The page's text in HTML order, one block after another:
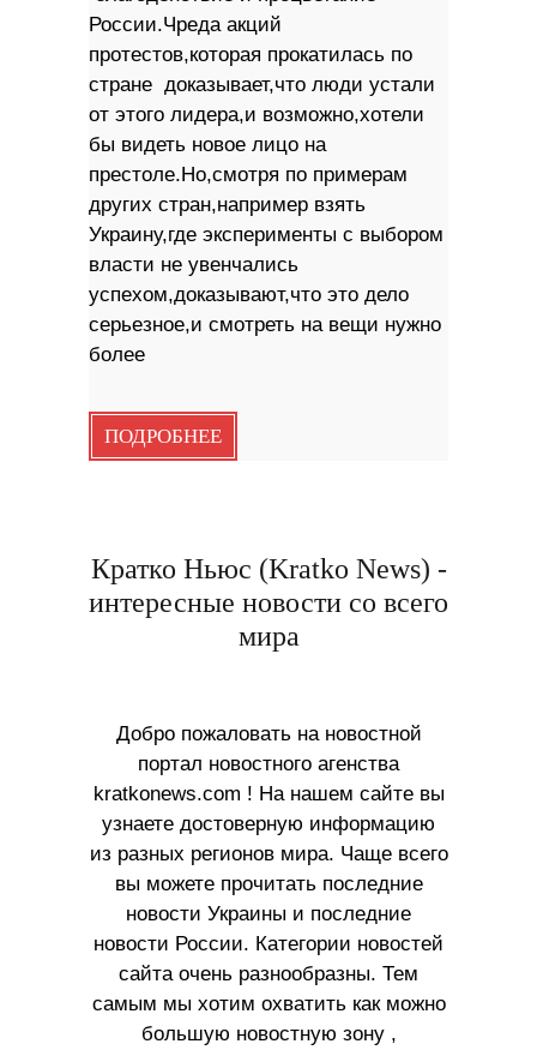
России.Чреда акций
протестов,которая прокатилась по
стране доказывает,что люди устали
от этого лидера,и возможно,хотели
бы видеть новое лицо на
престоле.Но,смотря по примерам
других стран,например взять
Украину,где эксперименты с выбором
власти не увенчались
успехом,доказывают,что это дело
серьезное,и смотреть на вещи нужно
более
ПОДРОБНЕЕ
Кратко Ньюс (Kratko News) -
интересные новости со всего
мира
Добро пожаловать на новостной
портал новостного агенства
kratkonews.com ! На нашем сайте вы
узнаете достоверную информацию
из разных регионов мира. Чаще всего
вы можете прочитать последние
новости Украины и последние
новости России. Категории новостей
сайта очень разнообразны. Тем
самым мы хотим охватить как можно
большую новостную зону ,